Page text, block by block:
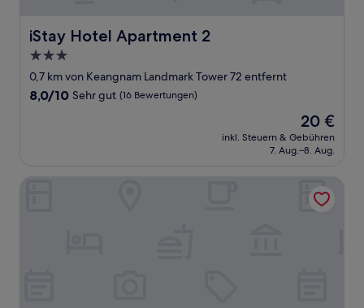
iStay Hotel Apartment 2
iStay Hotel Apartment 2
3.0-
Sterne-
Unterkunft
0,7 km von Keangnam Landmark Tower 72 entfernt
8.0
Bewertungen)
8,0/10 Sehr gut (16 Bewertungen)
Der
Preis
beträgt
20 €
inkl. Steuern & Gebühren
7. Aug.–8. Aug.